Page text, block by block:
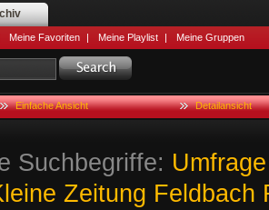
Meine Favoriten | Meine Playlist | Meine Gruppen
Einfache Ansicht Detailansicht
Suchbegriffe: Umfrage
Zeitung Feldbach